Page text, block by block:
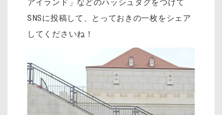
アイランド」などのハッシュタグをつけて
SNSに投稿して、とっておきの一枚をシェア
してくださいね！